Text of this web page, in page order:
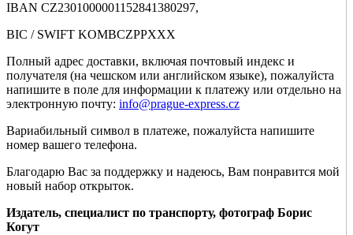
IBAN CZ2301000001152841380297,
BIC / SWIFT KOMBCZPPXXX
Полный адрес доставки, включая почтовый индекс и
получателя (на чешском или английском языке), пожалуйста
напишите в поле для информации к платежу или отдельно на
электронную почту: info@prague-express.cz
Вариабильный символ в платеже, пожалуйста напишите
номер вашего телефона.
Благодарю Вас за поддержку и надеюсь, Вам понравится мой
новый набор открыток.
Издатель, специалист по транспорту, фотограф Борис
Когут